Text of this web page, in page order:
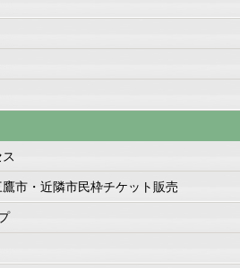
市・近隣市民枠チケット販売